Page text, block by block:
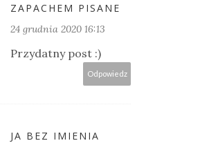
ZAPACHEM PISANE
24 grudnia 2020 16:13
Przydatny post :)
Odpowiedz
JA BEZ IMIENIA